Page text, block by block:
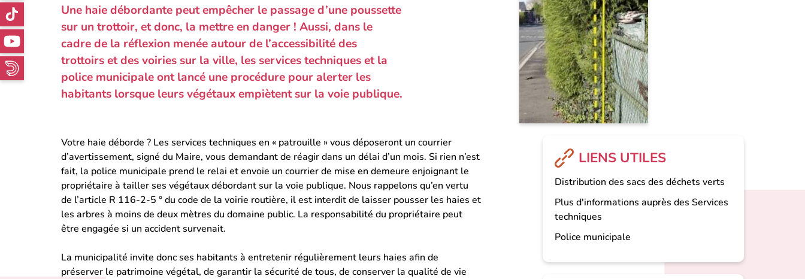
Une haie débordante peut empêcher le passage d’une poussette
sur un trottoir, et donc, la mettre en danger ! Aussi, dans le
cadre de la réflexion menée autour de l’accessibilité des
trottoirs et des voiries sur la ville, les services techniques et la
police municipale ont lancé une procédure pour alerter les
habitants lorsque leurs végétaux empiètent sur la voie publique.
Votre haie déborde ? Les services techniques en « patrouille » vous déposeront un courrier
d’avertissement, signé du Maire, vous demandant de réagir dans un délai d’un mois. Si rien n’est
fait, la police municipale prend le relai et envoie un courrier de mise en demeure enjoignant le
propriétaire à tailler ses végétaux débordant sur la voie publique. Nous rappelons qu’en vertu
de l’article R 116-2-5 ° du code de la voirie routière, il est interdit de laisser pousser les haies et
les arbres à moins de deux mètres du domaine public. La responsabilité du propriétaire peut
être engagée si un accident survenait.
La municipalité invite donc ses habitants à entretenir régulièrement leurs haies afin de
préserver le patrimoine végétal, de garantir la sécurité de tous, de conserver la qualité de vie
LIENS UTILES
Distribution des sacs des déchets verts
Plus d'informations auprès des Services
techniques
Police municipale